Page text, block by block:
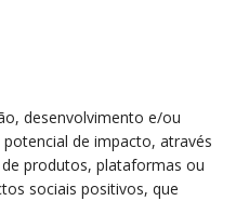
desenvolvimento e/ou
de impacto, através
produtos, plataformas ou
sociais positivos, que